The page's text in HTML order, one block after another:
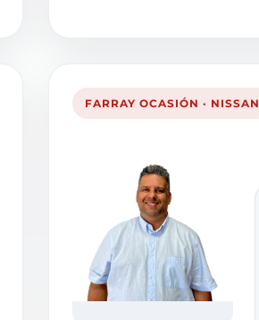
FARRAY OCASIÓN · NISSAN